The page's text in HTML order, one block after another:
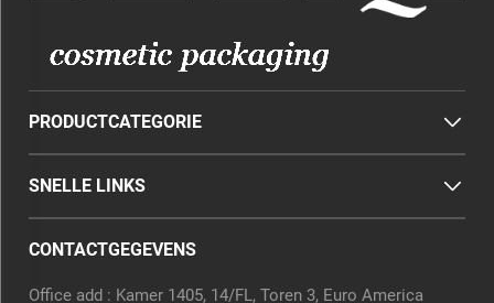
PRODUCTCATEGORIE
SNELLE LINKS
CONTACTGEGEVENS
Office add : Kamer 1405, 14/FL, Toren 3, Euro America